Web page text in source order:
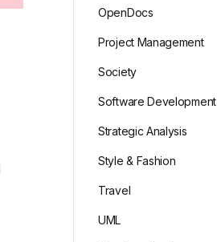
OpenDocs
Project Management
Society
Software Development
Strategic Analysis
Style & Fashion
Travel
UML